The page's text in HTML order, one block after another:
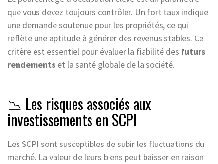
que vous devez toujours contrôler. Un fort taux indique
une demande soutenue pour les propriétés, ce qui
reflète une aptitude à générer des revenus stables. Ce
critère est essentiel pour évaluer la fiabilité des futurs
rendements et la santé globale de la société.
📉 Les risques associés aux
investissements en SCPI
Les SCPI sont susceptibles de subir les fluctuations du
marché. La valeur de leurs biens peut baisser en raison